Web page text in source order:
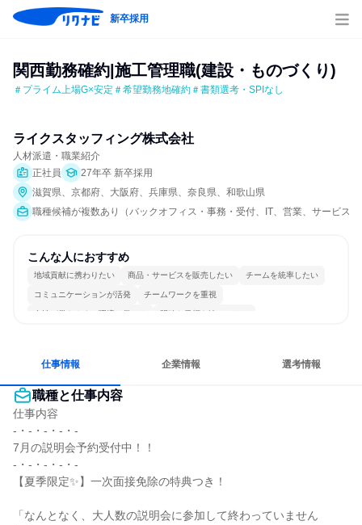
新卒採用
関西勤務確約|施工管理職(建設・ものづくり)
＃プライム上場G×安定＃希望勤務地確約＃書類選考・SPIなし
ライクスタッフィング株式会社
人材派遣・職業紹介
正社員
27年卒 新卒採用
滋賀県、京都府、大阪府、兵庫県、奈良県、和歌山県
職種候補が複数あり（バックオフィス・事務・受付、IT、営業、サービス
こんな人におすすめ
地域貢献に携わりたい 商品・サービスを販売したい チームを統率したい
コミュニケーションが活発 チームワークを重視
女性が働きやすい環境で働ける 明確な目標を追いかける
仕事情報 企業情報 選考情報
職種と仕事内容
仕事内容
-・-・-・-・-
7月の説明会予約受付中！！
-・-・-・-・-
【夏季限定✨】一次面接免除の特典つき！
「なんとなく、大人数の説明会に参加して終わっていません